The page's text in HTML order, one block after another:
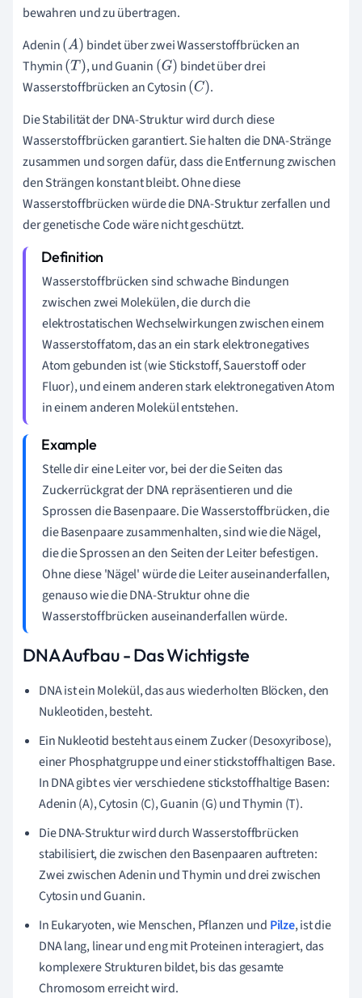
bewahren und zu übertragen.
Adenin(A) bindet über zwei Wasserstoffbrücken an
Thymin(T) , und Guanin (G) bindet über drei
Wasserstoffbrücken an Cytosin(C) .
Die Stabilität der DNA-Struktur wird durch diese
Wasserstoffbrücken garantiert. Sie halten die DNA-Stränge
zusammen und sorgen dafür, dass die Entfernung zwischen
den Strängen konstant bleibt. Ohne diese
Wasserstoffbrücken würde die DNA-Struktur zerfallen und
der genetische Code wäre nicht geschützt.
Wasserstoffbrücken sind schwache Bindungen
zwischen zwei Molekülen, die durch die
elektrostatischen Wechselwirkungen zwischen einem
Wasserstoffatom, das an ein stark elektronegatives
Atom gebunden ist (wie Stickstoff, Sauerstoff oder
Fluor), und einem anderen stark elektronegativen Atom
in einem anderen Molekül entstehen.
Stelle dir eine Leiter vor, bei der die Seiten das
Zuckerrückgrat der DNA repräsentieren und die
Sprossen die Basenpaare. Die Wasserstoffbrücken, die
die Basenpaare zusammenhalten, sind wie die Nägel,
die die Sprossen an den Seiten der Leiter befestigen.
Ohne diese 'Nägel' würde die Leiter auseinanderfallen,
genauso wie die DNA-Struktur ohne die
Wasserstoffbrücken auseinanderfallen würde.
DNA Aufbau - Das Wichtigste
DNA ist ein Molekül, das aus wiederholten Blöcken, den
Nukleotiden, besteht.
Ein Nukleotid besteht aus einem Zucker (Desoxyribose),
einer Phosphatgruppe und einer stickstoffhaltigen Base.
In DNA gibt es vier verschiedene stickstoffhaltige Basen:
Adenin (A), Cytosin (C), Guanin (G) und Thymin (T).
Die DNA-Struktur wird durch Wasserstoffbrücken
stabilisiert, die zwischen den Basenpaaren auftreten:
Zwei zwischen Adenin und Thymin und drei zwischen
Cytosin und Guanin.
In Eukaryoten, wie Menschen, Pflanzen und Pilze, ist die
DNA lang, linear und eng mit Proteinen interagiert, das
komplexere Strukturen bildet, bis das gesamte
Chromosom erreicht wird.